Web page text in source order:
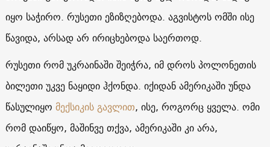
იყო საჭირო. რუსეთი ეზიზღებოდა. აგვისტოს ომში ისე
წავიდა, არსად არ ირიცხებოდა საერთოდ.
რუსეთი რომ უკრაინაში შეიჭრა, იმ დროს პოლონეთის
ბილეთი უკვე ნაყიდი ჰქონდა. იქიდან ამერიკაში უნდა
წასულიყო მექსიკის გავლით, ისე, როგორც ყველა. ომი
რომ დაიწყო, მაშინვე თქვა, ამერიკაში კი არა,